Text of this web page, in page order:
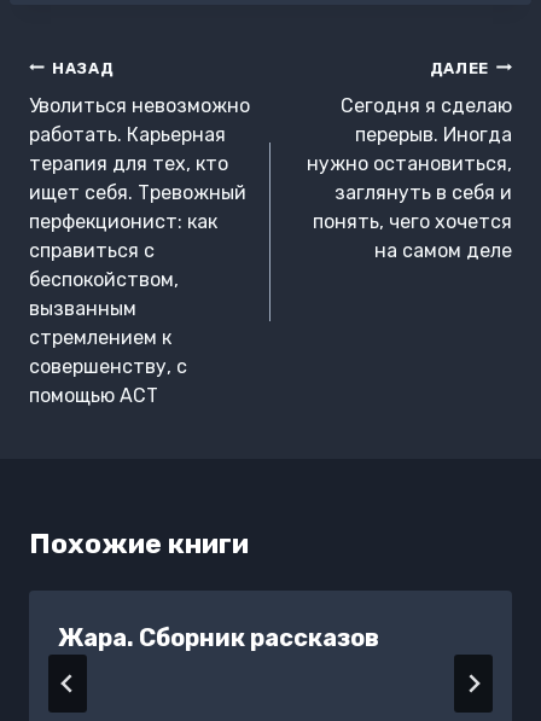
Навигация
по
записям
НАЗАД
Уволиться невозможно
работать. Карьерная
терапия для тех, кто
ищет себя. Тревожный
перфекционист: как
справиться с
беспокойством,
вызванным
стремлением к
совершенству, с
помощью АСТ
ДАЛЕЕ
Сегодня я сделаю
перерыв. Иногда
нужно остановиться,
заглянуть в себя и
понять, чего хочется
на самом деле
Похожие книги
Жара. Сборник рассказов